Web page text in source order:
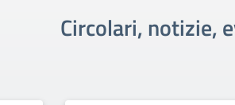
Circolari, notizie,